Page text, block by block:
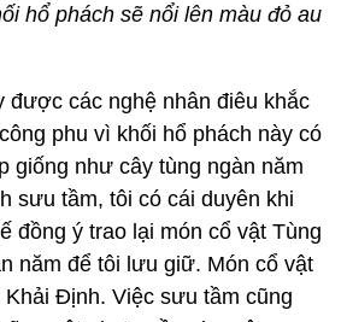
hổ phách sẽ nổi lên màu đỏ au
được các nghệ nhân điêu khắc
phu vì khối hổ phách này có
giống như cây tùng ngàn năm
sưu tầm, tôi có cái duyên khi
đồng ý trao lại món cổ vật Tùng
năm để tôi lưu giữ. Món cổ vật
Định. Việc sưu tầm cũng